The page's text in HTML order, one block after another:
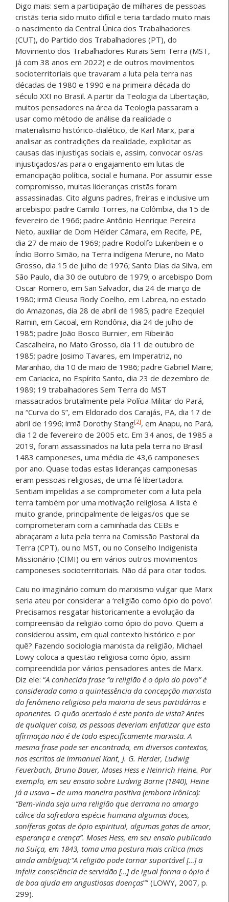
Digo mais: sem a participação de milhares de pessoas
cristãs teria sido muito difícil e teria tardado muito mais
o nascimento da Central Única dos Trabalhadores
(CUT), do Partido dos Trabalhadores (PT), do
Movimento dos Trabalhadores Rurais Sem Terra (MST,
já com 38 anos em 2022) e de outros movimentos
socioterritoriais que travaram a luta pela terra nas
décadas de 1980 e 1990 e na primeira década do
século XXI no Brasil. A partir da Teologia da Libertação,
muitos pensadores na área da Teologia passaram a
usar como método de análise da realidade o
materialismo histórico-dialético, de Karl Marx, para
analisar as contradições da realidade, explicitar as
causas das injustiças sociais e, assim, convocar os/as
injustiçados/as para o engajamento em lutas de
emancipação política, social e humana. Por assumir esse
compromisso, muitas lideranças cristãs foram
assassinadas. Cito alguns padres, freiras e inclusive um
arcebispo: padre Camilo Torres, na Colômbia, dia 15 de
fevereiro de 1966; padre Antônio Henrique Pereira
Neto, auxiliar de Dom Hélder Câmara, em Recife, PE,
dia 27 de maio de 1969; padre Rodolfo Lukenbein e o
índio Borro Simão, na Terra indígena Merure, no Mato
Grosso, dia 15 de julho de 1976; Santo Dias da Silva, em
São Paulo, dia 30 de outubro de 1979; o arcebispo Dom
Oscar Romero, em San Salvador, dia 24 de março de
1980; irmã Cleusa Rody Coelho, em Labrea, no estado
do Amazonas, dia 28 de abril de 1985; padre Ezequiel
Ramin, em Cacoal, em Rondônia, dia 24 de julho de
1985; padre João Bosco Burnier, em Ribeirão
Cascalheira, no Mato Grosso, dia 11 de outubro de
1985; padre Josimo Tavares, em Imperatriz, no
Maranhão, dia 10 de maio de 1986; padre Gabriel Maire,
em Cariacica, no Espírito Santo, dia 23 de dezembro de
1989; 19 trabalhadores Sem Terra do MST
massacrados brutalmente pela Polícia Militar do Pará,
na “Curva do S”, em Eldorado dos Carajás, PA, dia 17 de
abril de 1996; irmã Dorothy Stang[2], em Anapu, no Pará,
dia 12 de fevereiro de 2005 etc. Em 34 anos, de 1985 a
2019, foram assassinados na luta pela terra no Brasil
1483 camponeses, uma média de 43,6 camponeses
por ano. Quase todas estas lideranças camponesas
eram pessoas religiosas, de uma fé libertadora.
Sentiam impelidas a se comprometer com a luta pela
terra também por uma motivação religiosa. A lista é
muito grande, principalmente de leigas/os que se
comprometeram com a caminhada das CEBs e
abraçaram a luta pela terra na Comissão Pastoral da
Terra (CPT), ou no MST, ou no Conselho Indigenista
Missionário (CIMI) ou em vários outros movimentos
camponeses socioterritoriais. Não dá para citar todos.
Caiu no imaginário comum do marxismo vulgar que Marx
seria ateu por considerar a ‘religião como ópio do povo’.
Precisamos resgatar historicamente a evolução da
compreensão da religião como ópio do povo. Quem a
considerou assim, em qual contexto histórico e por
quê? Fazendo sociologia marxista da religião, Michael
Lowy coloca a questão religiosa como ópio, assim
compreendida por vários pensadores antes de Marx.
Diz ele: “A conhecida frase “a religião é o ópio do povo” é
considerada como a quintessência da concepção marxista
do fenômeno religioso pela maioria de seus partidários e
oponentes. O quão acertado é este ponto de vista? Antes
de qualquer coisa, as pessoas deveriam enfatizar que esta
afirmação não é de todo especificamente marxista. A
mesma frase pode ser encontrada, em diversos contextos,
nos escritos de Immanuel Kant, J. G. Herder, Ludwig
Feuerbach, Bruno Bauer, Moses Hess e Heinrich Heine. Por
exemplo, em seu ensaio sobre Ludwig Borne (1840), Heine
já a usava – de uma maneira positiva (embora irônica):
“Bem-vinda seja uma religião que derrama no amargo
cálice da sofredora espécie humana algumas doces,
soníferas gotas de ópio espiritual, algumas gotas de amor,
esperança e crença”. Moses Hess, em seu ensaio publicado
na Suíça, em 1843, toma uma postura mais crítica (mas
ainda ambígua):“A religião pode tornar suportável […] a
infeliz consciência de servidão […] de igual forma o ópio é
de boa ajuda em angustiosas doenças”” (LOWY, 2007, p.
299).